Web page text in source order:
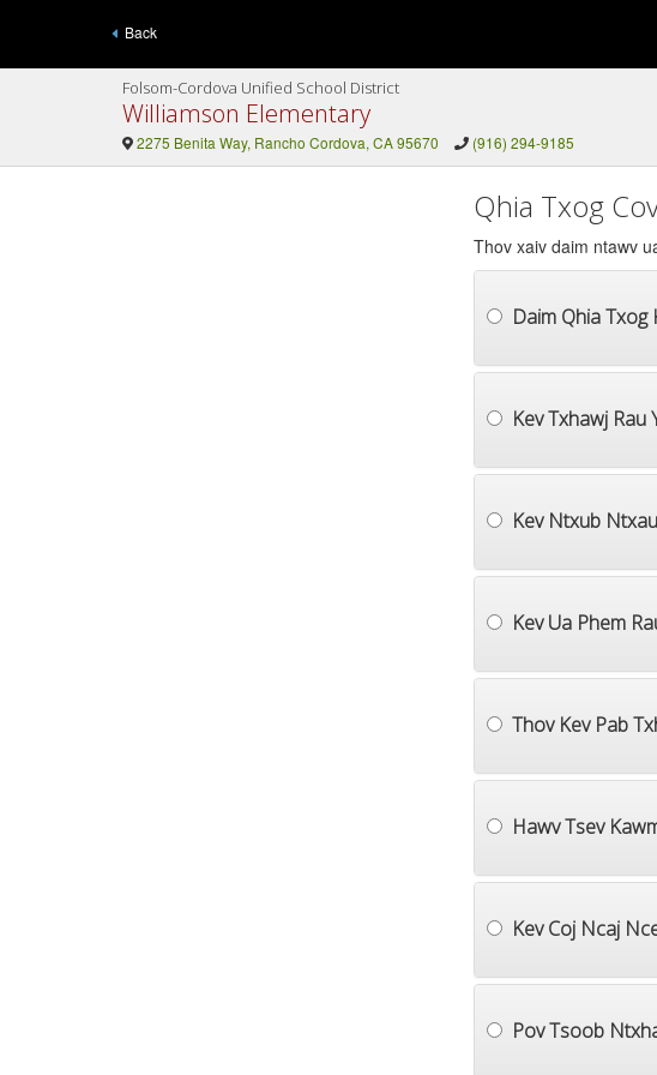
Back
Folsom-Cordova Unified School District
Williamson Elementary
2275 Benita Way, Rancho Cordova, CA 95670 (916) 294-9185
Qhia Txog
Thov xaiv daim ntawv
Daim Qhia Txog
Kev Txhawj Rau
Kev Ntxub
Kev Ua Phem
Thov Kev Pab
Hawv Tsev
Kev Coj Ncaj
Pov Tsoob